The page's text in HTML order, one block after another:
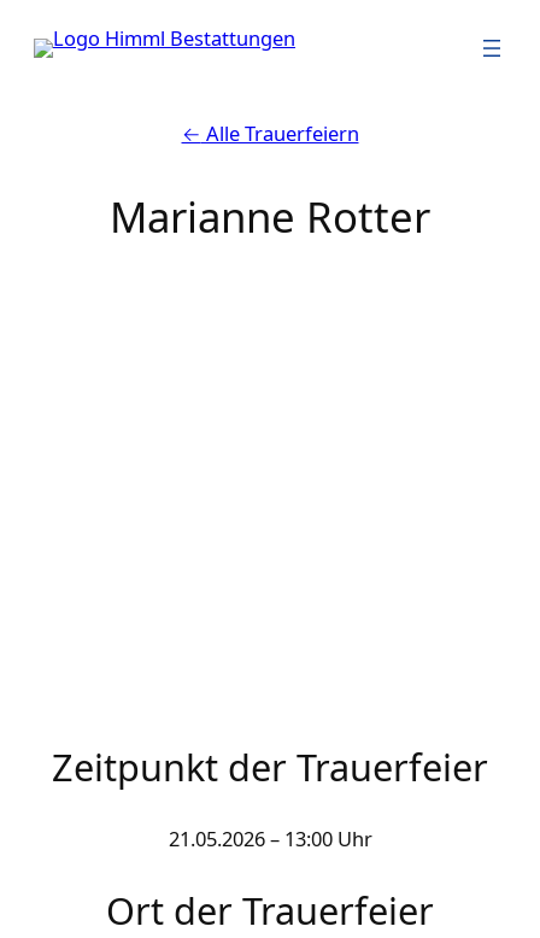
← Alle Trauerfeiern
Marianne Rotter
Zeitpunkt der Trauerfeier
21.05.2026 – 13:00 Uhr
Ort der Trauerfeier